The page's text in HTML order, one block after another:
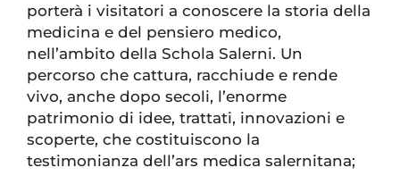
porterà i visitatori a conoscere la storia della
medicina e del pensiero medico,
nell’ambito della Schola Salerni. Un
percorso che cattura, racchiude e rende
vivo, anche dopo secoli, l’enorme
patrimonio di idee, trattati, innovazioni e
scoperte, che costituiscono la
testimonianza dell’ars medica salernitana;